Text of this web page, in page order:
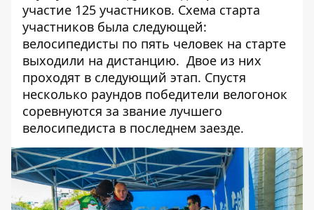
участие 125 участников. Схема старта
участников была следующей:
велосипедисты по пять человек на старте
выходили на дистанцию. Двое из них
проходят в следующий этап. Спустя
несколько раундов победители велогонок
соревнуются за звание лучшего
велосипедиста в последнем заезде.